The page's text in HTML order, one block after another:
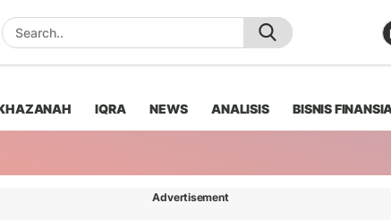
IQRA NEWS ANALISIS BISNIS
Advertisement